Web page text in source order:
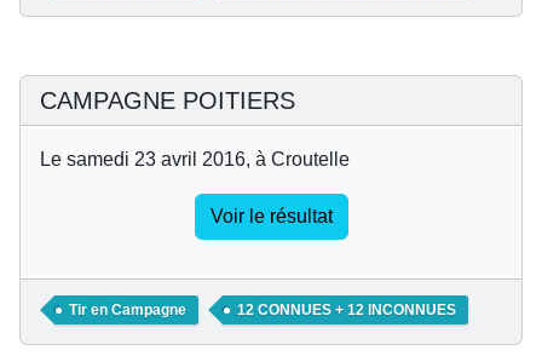
CAMPAGNE POITIERS
Le samedi 23 avril 2016, à Croutelle
Voir le résultat
Tir en Campagne 12 CONNUES + 12 INCONNUES